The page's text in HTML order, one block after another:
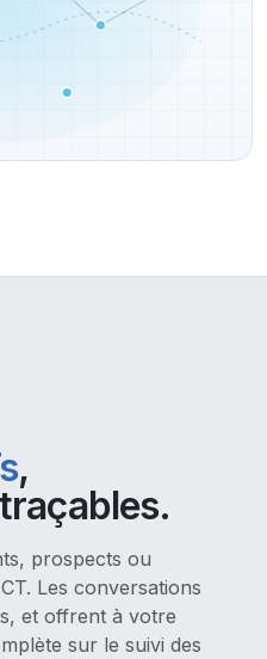
,
prospects ou
Les conversations
et offrent à votre
sur le suivi des